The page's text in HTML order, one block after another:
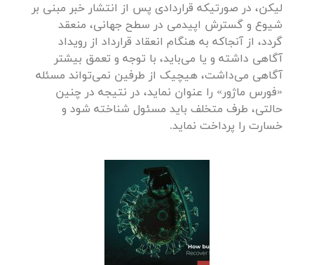
لیکن، در صورتیکه قراردادی پس از انتشار خبر مبنی بر
شیوع و گسترش اپیدمی در سطح جهانی، منعقد
گردد، از آنجاکه به هنگام انعقاد قرارداد از رویداد
آگاهی داشته و یا می‌باید، با توجه و تعمق بیشتر
آگاهی می‌داشت، هیچیک از طرفین نمی‌تواند مسئله
«فورس ماژور» را عنوان نماید، در نتیجه در چنین
حالتی، طرف متخلف باید مسئول شناخته شود و
خسارت را پرداخت نماید.